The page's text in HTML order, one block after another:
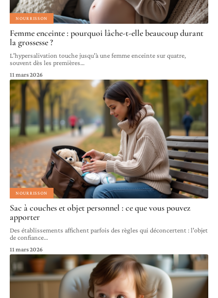
NOURRISSON
Femme enceinte : pourquoi lâche-t-elle beaucoup durant
la grossesse ?
L'hypersalivation touche jusqu'à une femme enceinte sur quatre,
souvent dès les premières…
11 mars 2026
NOURRISSON
Sac à couches et objet personnel : ce que vous pouvez
apporter
Des établissements affichent parfois des règles qui déconcertent : l'objet
de confiance…
11 mars 2026